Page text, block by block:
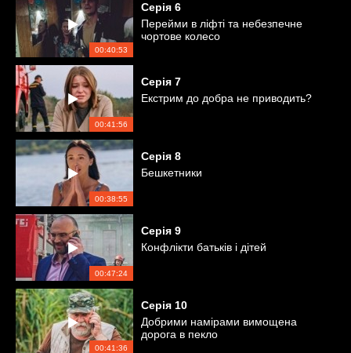
00:40:53
Серія 6
Перейми в ліфті та небезпечне
чортове колесо
00:41:56
Серія 7
Екстрим до добра не приводить?
00:38:55
Серія 8
Бешкетники
00:47:24
Серія 9
Конфлікти батьків і дітей
00:41:36
Серія 10
Добрими намірами вимощена
дорога в пекло